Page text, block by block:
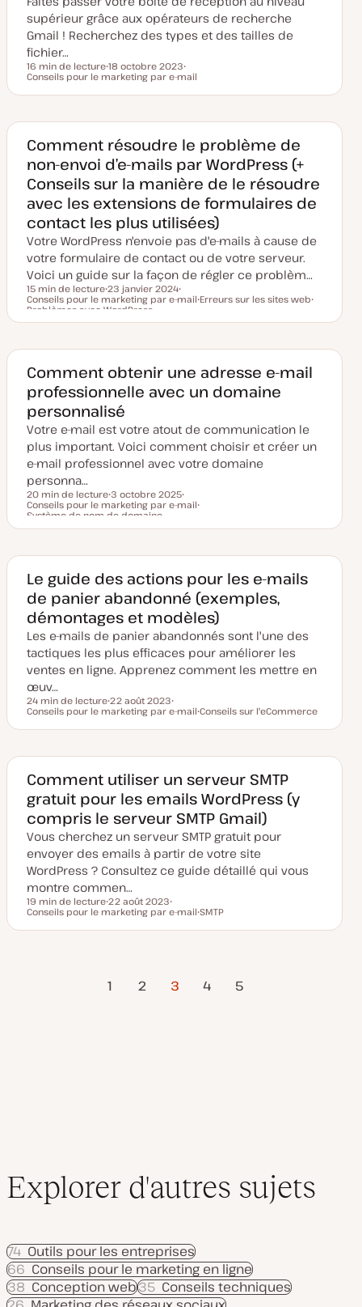
r
supérieur grâce aux opérateurs de recherche
Gmail ! Recherchez des types et des tailles de
fichier…
Temps de lecture
16 min de lecture
D
t
m
s
e
à
j
o
r
18 octobre 2023
S
j
Conseils pour le marketing par e-mail
Comment résoudre le problème de
non-envoi d’e-mails par WordPress (+
Conseils sur la manière de le résoudre
avec les extensions de formulaires de
contact les plus utilisées)
Votre WordPress n'envoie pas d'e-mails à cause de
votre formulaire de contact ou de votre serveur.
Voici un guide sur la façon de régler ce problèm…
Temps de lecture
15 min de lecture
D
a
t
e
e
à
j
o
u
r
23 janvier 2024
S
j
Conseils pour le marketing par e-mail
u
t
Erreurs sur les sites web
u
t
Problèmes avec WordPress
Comment obtenir une adresse e-mail
professionnelle avec un domaine
personnalisé
Votre e-mail est votre atout de communication le
plus important. Voici comment choisir et créer un
e-mail professionnel avec votre domaine
personna…
Temps de lecture
20 min de lecture
D
a
t
e
i
s
e
j
o
u
r
3 octobre 2025
S
j
Conseils pour le marketing par e-mail
u
t
Système de nom de domaine
Le guide des actions pour les e-mails
de panier abandonné (exemples,
démontages et modèles)
Les e-mails de panier abandonnés sont l'une des
tactiques les plus efficaces pour améliorer les
ventes en ligne. Apprenez comment les mettre en
œuv…
Temps de lecture
24 min de lecture
D
t
i
s
e
à
o
r
22 août 2023
S
j
Conseils pour le marketing par e-mail
u
Conseils sur l'eCommerce
Comment utiliser un serveur SMTP
gratuit pour les emails WordPress (y
compris le serveur SMTP Gmail)
Vous cherchez un serveur SMTP gratuit pour
envoyer des emails à partir de votre site
WordPress ? Consultez ce guide détaillé qui vous
montre commen…
Temps de lecture
19 min de lecture
D
t
i
22 août 2023
S
j
Conseils pour le marketing par e-mail
u
SMTP
Pagination
1 2 3 4 5
Explorer d'autres sujets
Outils pour les entreprises
74
Conseils pour le marketing en ligne
66
Conception web
38 Conseils techniques
35